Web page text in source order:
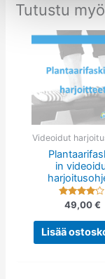
Tutustu
Videoidut
in
Arvostelu
tuotteesta:
4.00
/ 5
49,00€
Lisää